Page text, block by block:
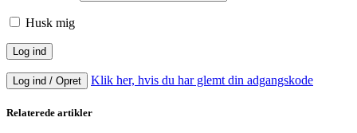
Husk mig
Log ind / Opret Klik her, hvis du har glemt din adgangskode
Relaterede artikler